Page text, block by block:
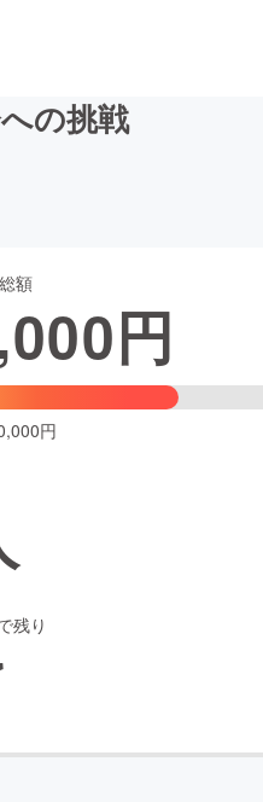
ファッション
の挑戦
額
円
円
残り